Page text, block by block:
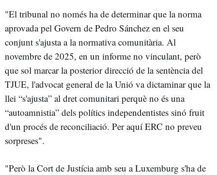
"El tribunal no només ha de determinar que la norma
aprovada pel Govern de Pedro Sánchez en el seu
conjunt s'ajusta a la normativa comunitària. Al
novembre de 2025, en un informe no vinculant, però
que sol marcar la posterior direcció de la sentència del
TJUE, l'advocat general de la Unió va dictaminar que la
llei “s'ajusta” al dret comunitari perquè no és una
“autoamnistia” dels polítics independentistes sinó fruit
d'un procés de reconciliació. Per aquí ERC no preveu
sorpreses".
"Però la Cort de Justícia amb seu a Luxemburg s'ha de